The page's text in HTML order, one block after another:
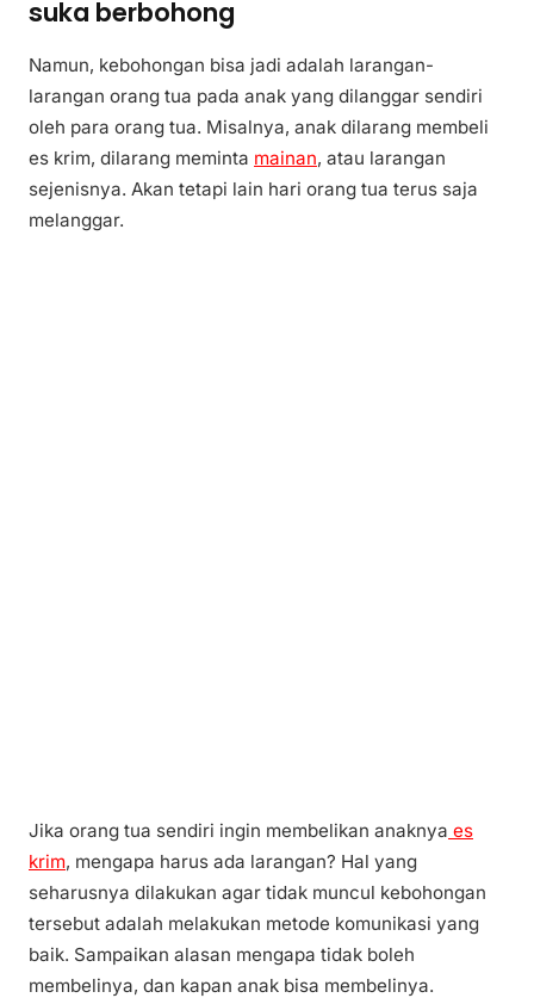
suka berbohong
Namun, kebohongan bisa jadi adalah larangan-
larangan orang tua pada anak yang dilanggar sendiri
oleh para orang tua. Misalnya, anak dilarang membeli
es krim, dilarang meminta mainan, atau larangan
sejenisnya. Akan tetapi lain hari orang tua terus saja
melanggar.
Jika orang tua sendiri ingin membelikan anaknya es
krim, mengapa harus ada larangan? Hal yang
seharusnya dilakukan agar tidak muncul kebohongan
tersebut adalah melakukan metode komunikasi yang
baik. Sampaikan alasan mengapa tidak boleh
membelinya, dan kapan anak bisa membelinya.